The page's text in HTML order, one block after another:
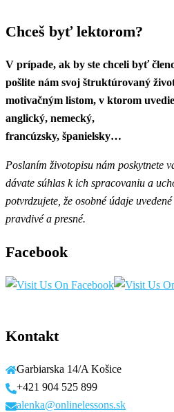
Chceš byť lektorom?
V prípade, ak by ste chceli byť
pošlite nám svoj štruktúrovaný
motivačným listom, v ktorom
anglický, nemecký,
francúzsky, španielsky…
Poslaním životopisu nám poskytnete
dávate súhlas k ich spracovaniu a
potvrdzujete, že osobné údaje
pravdivé a presné.
Facebook
Kontakt
Garbiarska 14/A Košice
+421 904 525 899
alenka@onlinelessons.sk